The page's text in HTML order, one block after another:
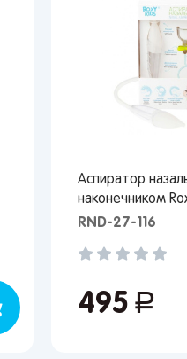
Аспиратор
наконечником
RND-27-116
495руб.